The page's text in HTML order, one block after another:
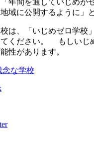
年間を通していじめが
域に公開するように」
は、「いじめゼロ学校
ください。 もしいじ
性があります。
念な学校